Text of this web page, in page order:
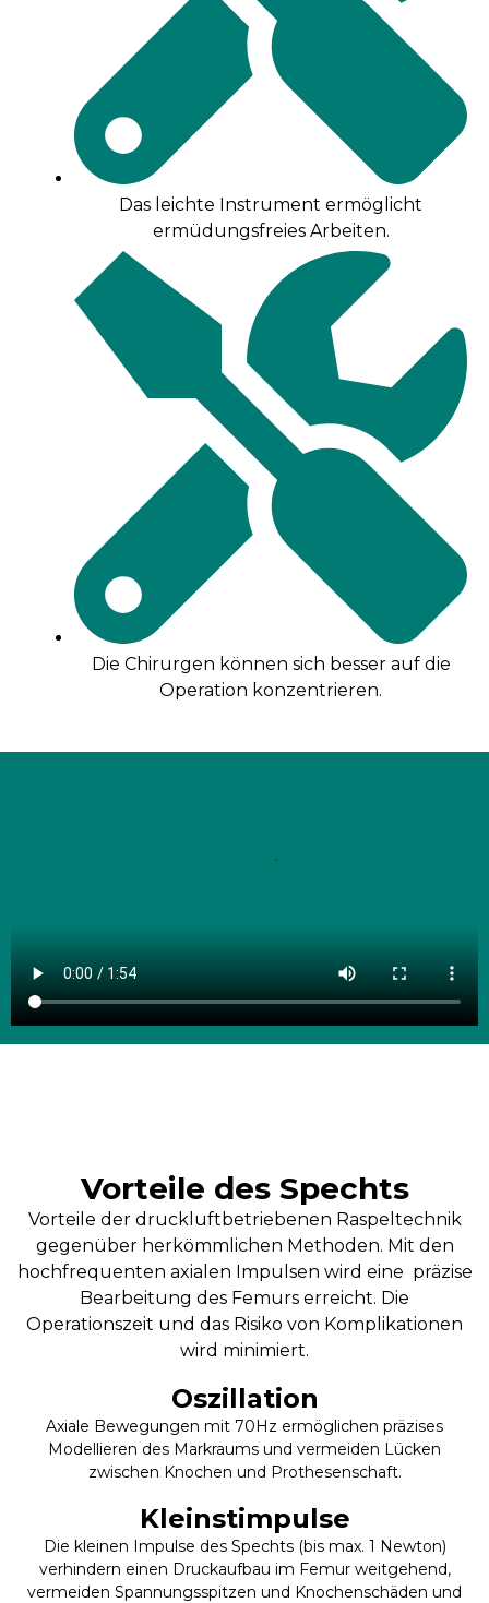
Das leichte Instrument ermöglicht
ermüdungsfreies Arbeiten.
Die Chirurgen können sich besser auf die
Operation konzentrieren.
Vorteile des Spechts
Vorteile der druckluftbetriebenen Raspeltechnik
gegenüber herkömmlichen Methoden. Mit den
hochfrequenten axialen Impulsen wird eine präzise
Bearbeitung des Femurs erreicht. Die
Operationszeit und das Risiko von Komplikationen
wird minimiert.
Oszillation
Axiale Bewegungen mit 70Hz ermöglichen präzises
Modellieren des Markraums und vermeiden Lücken
zwischen Knochen und Prothesenschaft.
Kleinstimpulse
Die kleinen Impulse des Spechts (bis max. 1 Newton)
verhindern einen Druckaufbau im Femur weitgehend,
vermeiden Spannungsspitzen und Knochenschäden und